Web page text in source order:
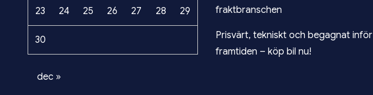
23 24 25 26 27 28 29
30
dec »
fraktbranschen
Prisvärt, tekniskt och begagnat inför
framtiden – köp bil nu!